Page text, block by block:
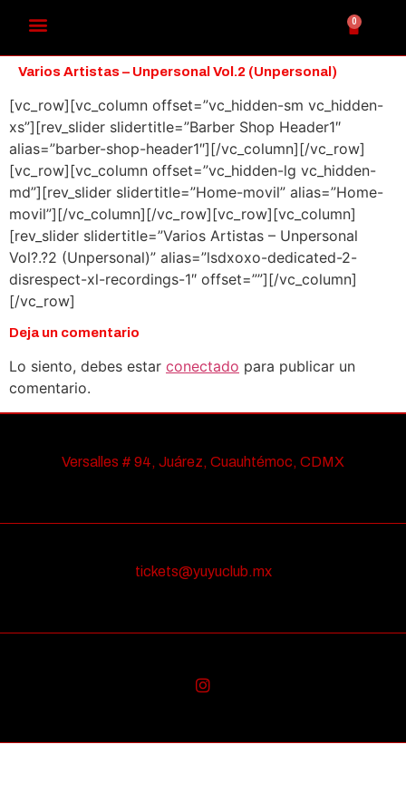
0
Varios Artistas – Unpersonal Vol​.​2 (Unpersonal)
[vc_row][vc_column offset=”vc_hidden-sm vc_hidden-
xs”][rev_slider slidertitle=”Barber Shop Header1″
alias=”barber-shop-header1″][/vc_column][/vc_row]
[vc_row][vc_column offset=”vc_hidden-lg vc_hidden-
md”][rev_slider slidertitle=”Home-movil” alias=”Home-
movil”][/vc_column][/vc_row][vc_row][vc_column]
[rev_slider slidertitle=”Varios Artistas – Unpersonal
Vol?.?2 (Unpersonal)” alias=”lsdxoxo-dedicated-2-
disrespect-xl-recordings-1″ offset=””][/vc_column]
[/vc_row]
Deja un comentario
Lo siento, debes estar conectado para publicar un
comentario.
Versalles # 94, Juárez, Cuauhtémoc, CDMX
tickets@yuyuclub.mx